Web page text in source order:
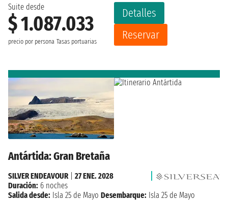
Suite desde
$ 1.087.033
precio por persona Tasas portuarias
Detalles
Reservar
Antártida: Gran Bretaña
SILVER ENDEAVOUR| 27 ENE. 2028
Duración: 6 noches
Salida desde: Isla 25 de Mayo Desembarque: Isla 25 de Mayo